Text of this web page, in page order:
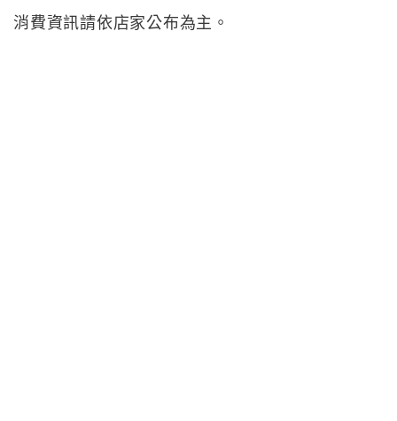
消費資訊請依店家公布為主。